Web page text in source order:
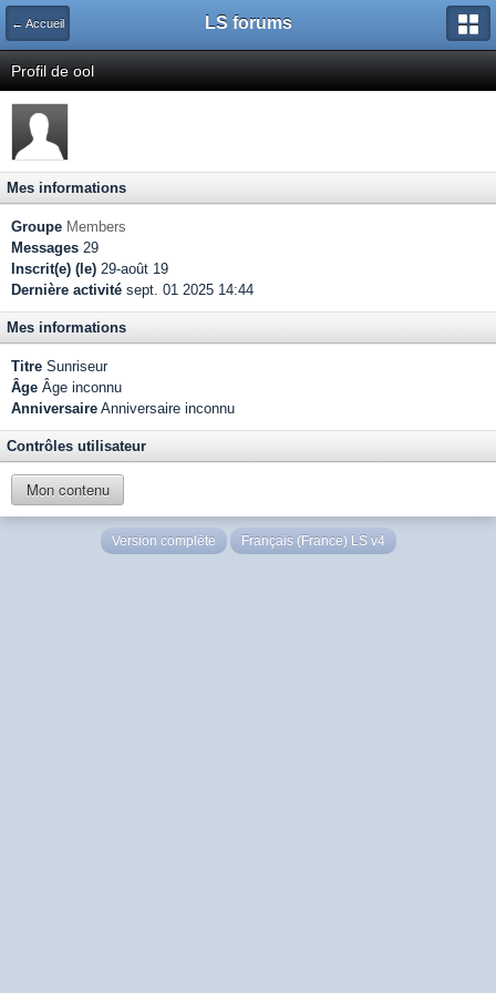
← Accueil LS forums
Profil de ool
Mes informations
Groupe Members
Messages 29
Inscrit(e) (le) 29-août 19
Dernière activité sept. 01 2025 14:44
Mes informations
Titre Sunriseur
Âge Âge inconnu
Anniversaire Anniversaire inconnu
Contrôles utilisateur
Mon contenu
Version complète Français (France) LS v4